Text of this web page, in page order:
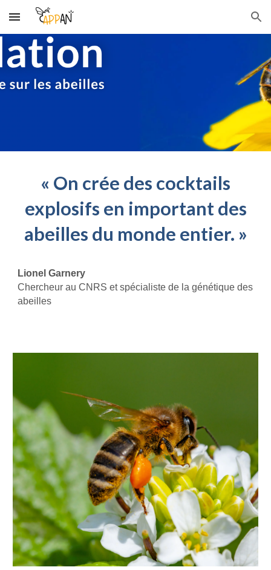
Skip to main content Skip to navigation
« On crée des cocktails
explosifs en important des
abeilles du monde entier. »
Lionel Garnery
Chercheur au CNRS et spécialiste de la génétique des
abeilles